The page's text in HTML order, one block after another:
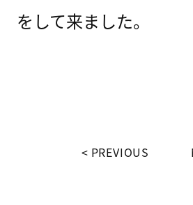
をして来ました。
PREVIOUS